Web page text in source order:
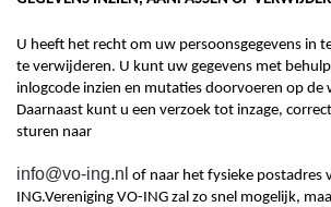
U heeft het recht om uw persoonsgegevens in
te verwijderen. U kunt uw gegevens met
inlogcode inzien en mutaties doorvoeren op de
Daarnaast kunt u een verzoek tot inzage,
sturen naar
info@vo-ing.nl of naar het fysieke postadres
ING.Vereniging VO-ING zal zo snel mogelijk,